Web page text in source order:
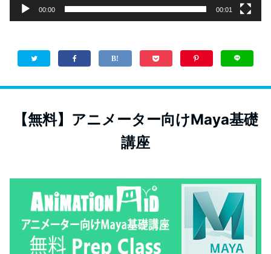
00:00 00:01
【無料】アニメーター向けMaya基礎
講座